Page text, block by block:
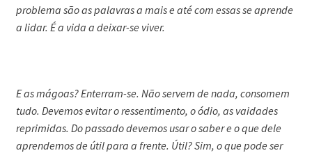
problema são as palavras a mais e até com essas se aprende
a lidar. É a vida a deixar-se viver.
E as mágoas? Enterram-se. Não servem de nada, consomem
tudo. Devemos evitar o ressentimento, o ódio, as vaidades
reprimidas. Do passado devemos usar o saber e o que dele
aprendemos de útil para a frente. Útil? Sim, o que pode ser